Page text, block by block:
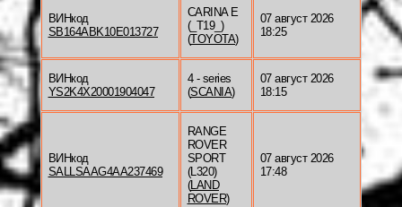
ВИНкод
SB164ABK10E013727
CARINA E
(_T19_)
(TOYOTA)
07 август 2026
18:25
ВИНкод
YS2K4X20001904047
4 - series
(SCANIA)
07 август 2026
18:15
ВИНкод
SALLSAAG4AA237469
RANGE
ROVER
SPORT
(L320)
(LAND
ROVER)
07 август 2026
17:48